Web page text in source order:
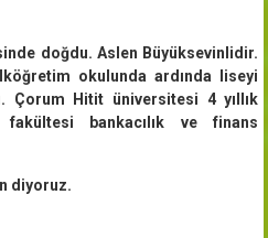
doğdu. Aslen Büyüksevinlidir.
okulunda ardında liseyi
Çorum Hitit üniversitesi 4 yıllık
bankacılık ve finans
diyoruz.